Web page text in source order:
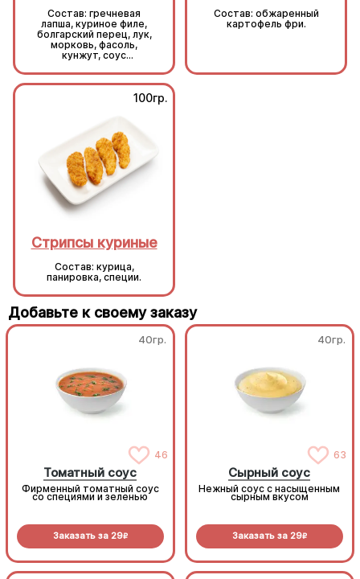
Состав: гречневая
лапша, куриное филе,
болгарский перец, лук,
морковь, фасоль,
кунжут, соус
чеснок, масло
сливочное.
Состав: обжаренный
картофель фри.
100гр.
Стрипсы куриные
Состав: курица,
панировка, специи.
Добавьте к своему заказу
40гр.
46
Томатный соус
Фирменный томатный соус
со специями и зеленью
Заказать за 29R
40гр.
63
Сырный соус
Нежный соус с насыщенным
сырным вкусом
Заказать за 29R